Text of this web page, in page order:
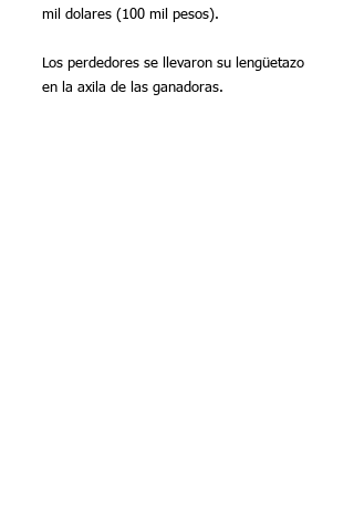
mil dolares (100 mil pesos).
Los perdedores se llevaron su lengüetazo
en la axila de las ganadoras.